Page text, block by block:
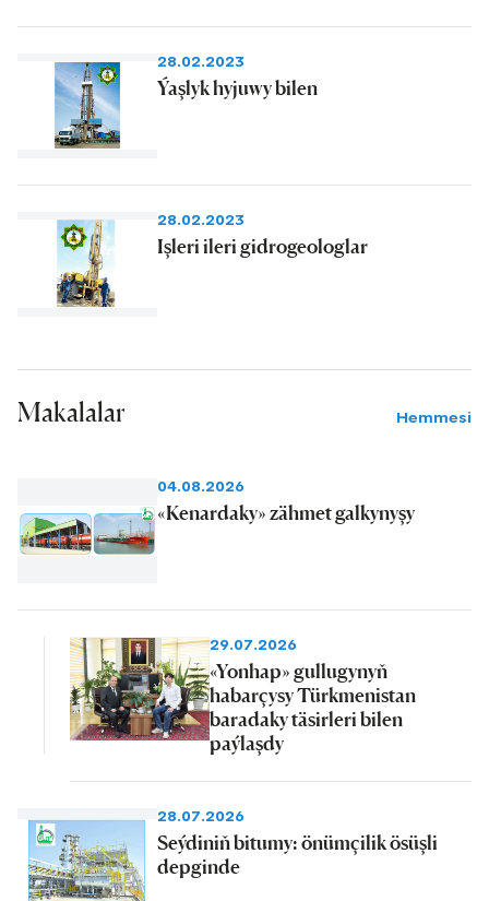
28.02.2023
Ýaşlyk hyjuwy bilen
28.02.2023
Işleri ileri gidrogeologlar
Makalalar Hemmesi
04.08.2026
«Kenardaky» zähmet galkynyşy
29.07.2026
«Yonhap» gullugynyň
habarçysy Türkmenistan
baradaky täsirleri bilen
paýlaşdy
28.07.2026
Seýdiniň bitumy: önümçilik ösüşli
depginde